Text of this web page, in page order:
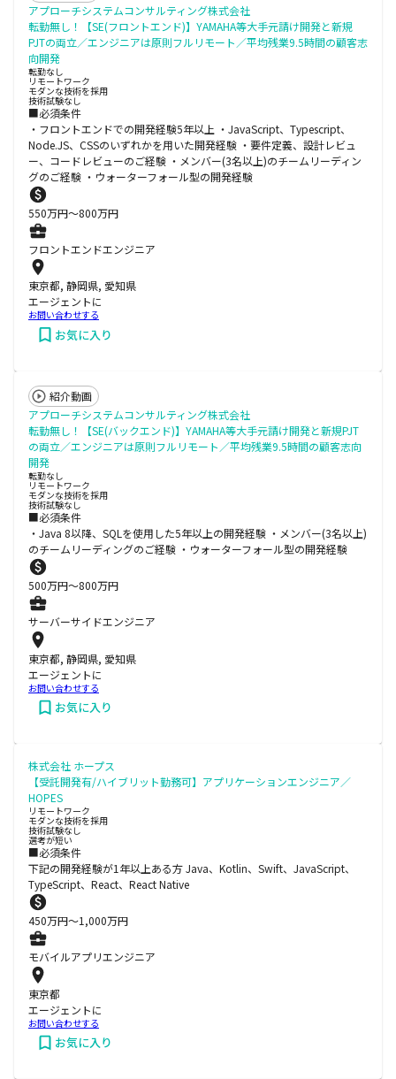
アプローチシステムコンサルティング株式会社
転勤無し！【SE(フロントエンド)】YAMAHA等大手元請け開発と新規
PJTの両立／エンジニアは原則フルリモート／平均残業9.5時間の顧客志
向開発
転勤なし
リモートワーク
モダンな技術を採用
技術試験なし
■必須条件
・フロントエンドでの開発経験5年以上 ・JavaScript、Typescript、
Node.JS、CSSのいずれかを用いた開発経験 ・要件定義、設計レビュ
ー、コードレビューのご経験 ・メンバー(3名以上)のチームリーディン
グのご経験 ・ウォーターフォール型の開発経験
550万円〜800万円
フロントエンドエンジニア
東京都, 静岡県, 愛知県
エージェントに
お問い合わせする
お気に入り
紹介動画
アプローチシステムコンサルティング株式会社
転勤無し！【SE(バックエンド)】YAMAHA等大手元請け開発と新規PJT
の両立／エンジニアは原則フルリモート／平均残業9.5時間の顧客志向
開発
転勤なし
リモートワーク
モダンな技術を採用
技術試験なし
■必須条件
・Java 8以降、SQLを使用した5年以上の開発経験 ・メンバー(3名以上)
のチームリーディングのご経験 ・ウォーターフォール型の開発経験
500万円〜800万円
サーバーサイドエンジニア
東京都, 静岡県, 愛知県
エージェントに
お問い合わせする
お気に入り
株式会社 ホープス
【受託開発有/ハイブリット勤務可】アプリケーションエンジニア／
HOPES
リモートワーク
モダンな技術を採用
技術試験なし
選考が短い
■必須条件
下記の開発経験が1年以上ある方 Java、Kotlin、Swift、JavaScript、
TypeScript、React、React Native
450万円〜1,000万円
モバイルアプリエンジニア
東京都
エージェントに
お問い合わせする
お気に入り